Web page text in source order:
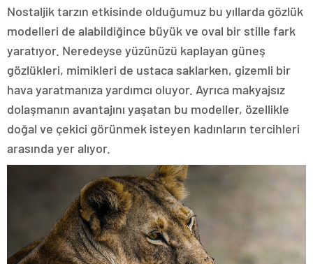
Nostaljik tarzın etkisinde olduğumuz bu yıllarda gözlük
modelleri de alabildiğince büyük ve oval bir stille fark
yaratıyor. Neredeyse yüzünüzü kaplayan güneş
gözlükleri, mimikleri de ustaca saklarken, gizemli bir
hava yaratmanıza yardımcı oluyor. Ayrıca makyajsız
dolaşmanın avantajını yaşatan bu modeller, özellikle
doğal ve çekici görünmek isteyen kadınların tercihleri
arasında yer alıyor.